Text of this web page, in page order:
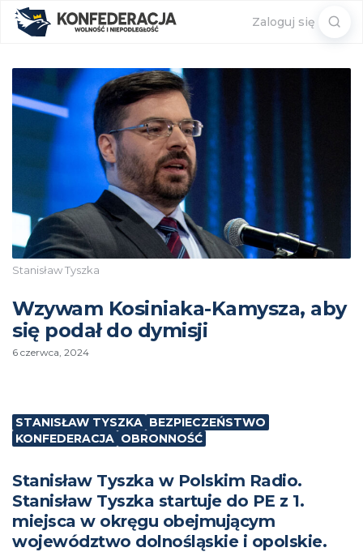
Zaloguj się
Stanisław Tyszka
Wzywam Kosiniaka-Kamysza, aby
się podał do dymisji
6 czerwca, 2024
STANISŁAW TYSZKA BEZPIECZEŃSTWO
KONFEDERACJA OBRONNOŚĆ
Stanisław Tyszka w Polskim Radio.
Stanisław Tyszka startuje do PE z 1.
miejsca w okręgu obejmującym
województwo dolnośląskie i opolskie.